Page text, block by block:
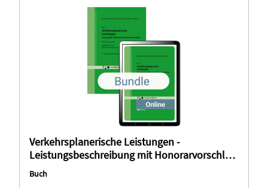
Verkehrsplanerische Leistungen -
Leistungsbeschreibung mit Honorarvorschlag
(Bundle)
Buch